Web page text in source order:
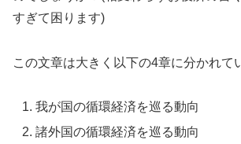
すぎて困ります)
この文章は大きく以下の4章に分かれて
我が国の循環経済を巡る動向
諸外国の循環経済を巡る動向